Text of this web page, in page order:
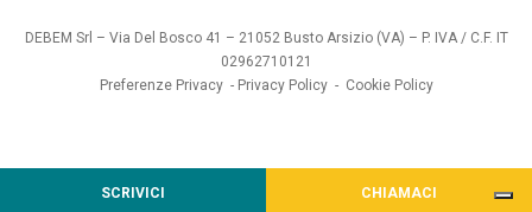
SCRIVICI CHIAMACI
DEBEM Srl – Via Del Bosco 41 – 21052 Busto Arsizio (VA) – P. IVA / C.F. IT
02962710121
Preferenze Privacy - Privacy Policy - Cookie Policy
Informativa sulla raccolta